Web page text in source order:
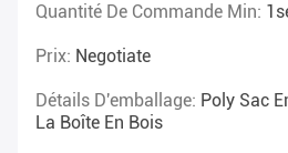
Quantité De Commande Min:
Prix: Negotiate
Détails D'emballage: Poly Sac
La Boîte En Bois